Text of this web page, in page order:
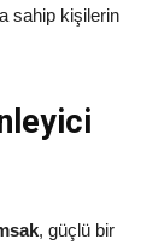
sahip kişilerin
, güçlü bir